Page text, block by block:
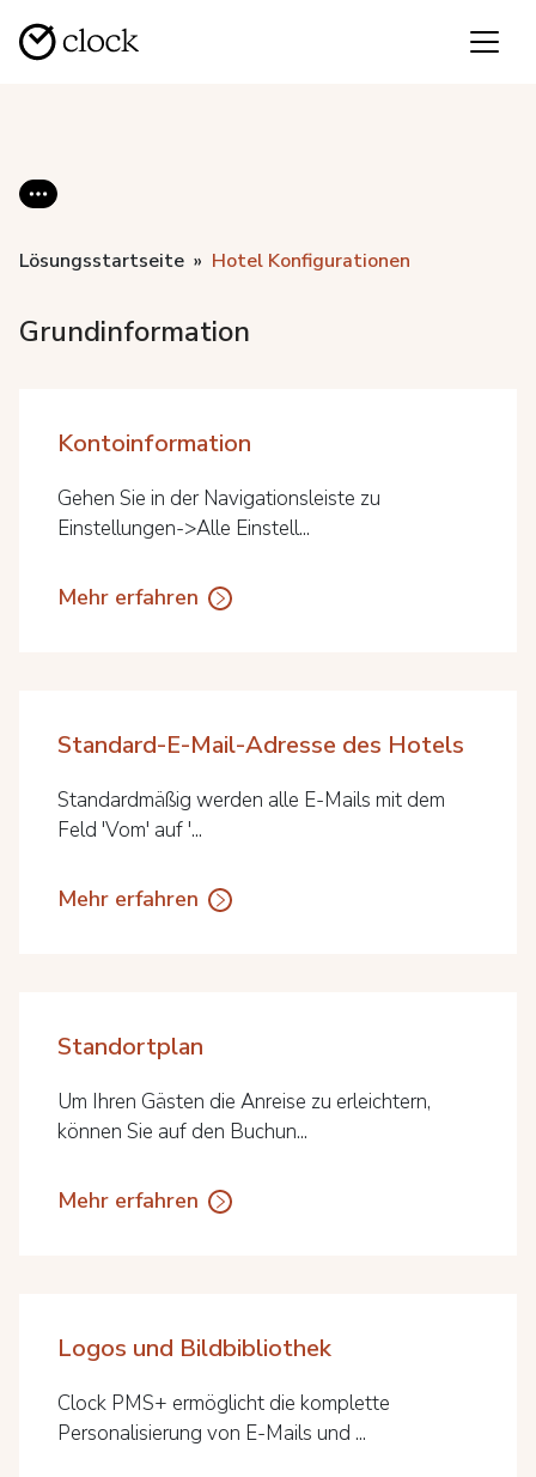
Lösungsstartseite Hotel Konfigurationen
Grundinformation
Kontoinformation
Gehen Sie in der Navigationsleiste zu
Einstellungen->Alle Einstell...
Mehr erfahren
Standard-E-Mail-Adresse des Hotels
Standardmäßig werden alle E-Mails mit dem
Feld 'Vom' auf '...
Mehr erfahren
Standortplan
Um Ihren Gästen die Anreise zu erleichtern,
können Sie auf den Buchun...
Mehr erfahren
Logos und Bildbibliothek
Clock PMS+ ermöglicht die komplette
Personalisierung von E-Mails und ...